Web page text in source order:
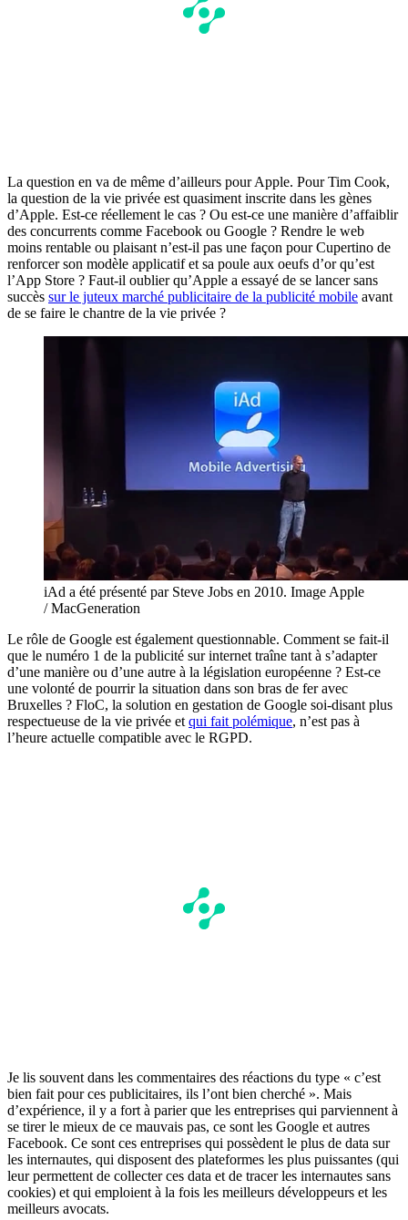
La question en va de même d’ailleurs pour Apple. Pour Tim Cook,
la question de la vie privée est quasiment inscrite dans les gènes
d’Apple. Est-ce réellement le cas ? Ou est-ce une manière d’affaiblir
des concurrents comme Facebook ou Google ? Rendre le web
moins rentable ou plaisant n’est-il pas une façon pour Cupertino de
renforcer son modèle applicatif et sa poule aux oeufs d’or qu’est
l’App Store ? Faut-il oublier qu’Apple a essayé de se lancer sans
succès sur le juteux marché publicitaire de la publicité mobile avant
de se faire le chantre de la vie privée ?
iAd a été présenté par Steve Jobs en 2010. Image Apple
/ MacGeneration
Le rôle de Google est également questionnable. Comment se fait-il
que le numéro 1 de la publicité sur internet traîne tant à s’adapter
d’une manière ou d’une autre à la législation européenne ? Est-ce
une volonté de pourrir la situation dans son bras de fer avec
Bruxelles ? FloC, la solution en gestation de Google soi-disant plus
respectueuse de la vie privée et qui fait polémique, n’est pas à
l’heure actuelle compatible avec le RGPD.
Je lis souvent dans les commentaires des réactions du type « c’est
bien fait pour ces publicitaires, ils l’ont bien cherché ». Mais
d’expérience, il y a fort à parier que les entreprises qui parviennent à
se tirer le mieux de ce mauvais pas, ce sont les Google et autres
Facebook. Ce sont ces entreprises qui possèdent le plus de data sur
les internautes, qui disposent des plateformes les plus puissantes (qui
leur permettent de collecter ces data et de tracer les internautes sans
cookies) et qui emploient à la fois les meilleurs développeurs et les
meilleurs avocats.